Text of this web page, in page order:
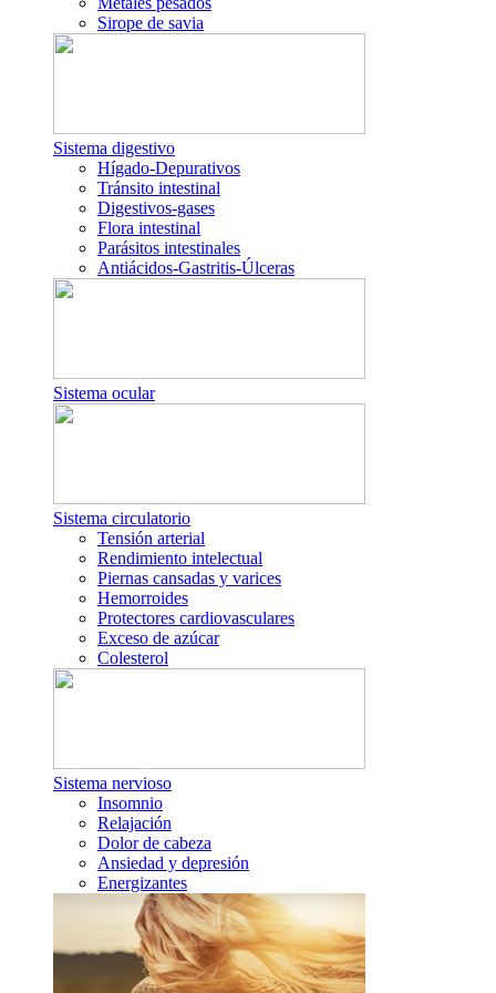
Sirope de savia
Sistema digestivo
Hígado-Depurativos
Tránsito intestinal
Digestivos-gases
Flora intestinal
Parásitos intestinales
Antiácidos-Gastritis-Úlceras
Sistema ocular
Sistema circulatorio
Tensión arterial
Rendimiento intelectual
Piernas cansadas y varices
Hemorroides
Protectores cardiovasculares
Exceso de azúcar
Colesterol
Sistema nervioso
Insomnio
Relajación
Dolor de cabeza
Ansiedad y depresión
Energizantes